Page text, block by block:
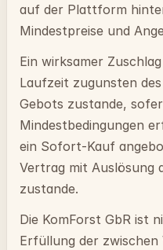
auf der Plattform
Mindestpreise und
Ein wirksamer
Laufzeit zugunsten
Gebots zustande,
Mindestbedingungen
ein Sofort-Kauf
Vertrag mit Auslösung
zustande.
Die KomForst GbR ist
Erfüllung der